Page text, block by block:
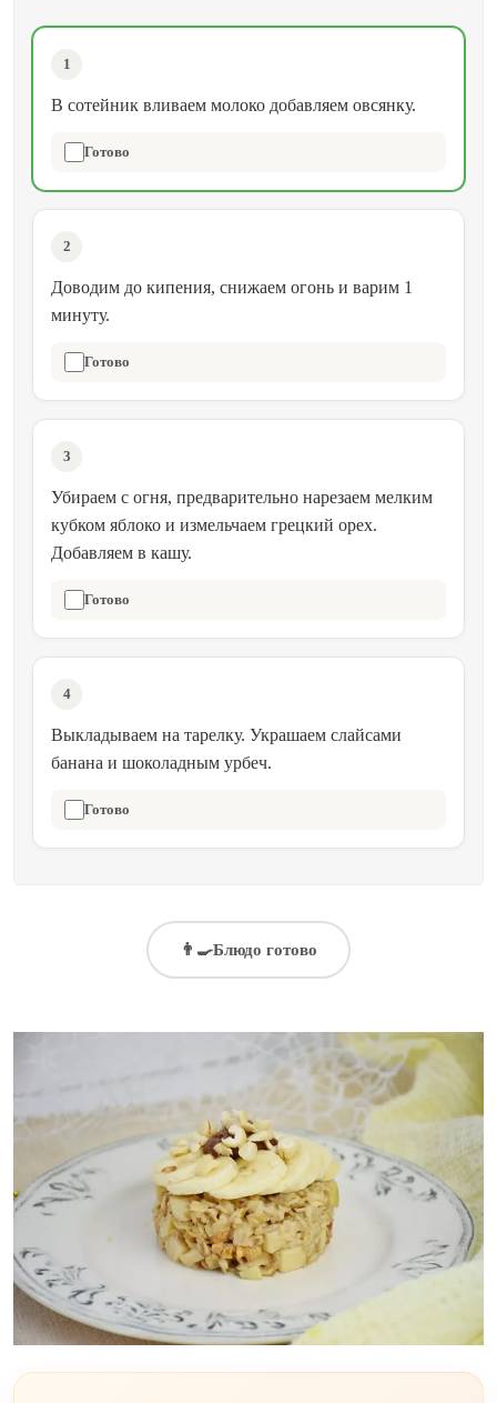
1
В сотейник вливаем молоко добавляем овсянку.
Готово
2
Доводим до кипения, снижаем огонь и варим 1
минуту.
Готово
3
Убираем с огня, предварительно нарезаем мелким
кубком яблоко и измельчаем грецкий орех.
Добавляем в кашу.
Готово
4
Выкладываем на тарелку. Украшаем слайсами
банана и шоколадным урбеч.
Готово
👨‍🍳Блюдо готово